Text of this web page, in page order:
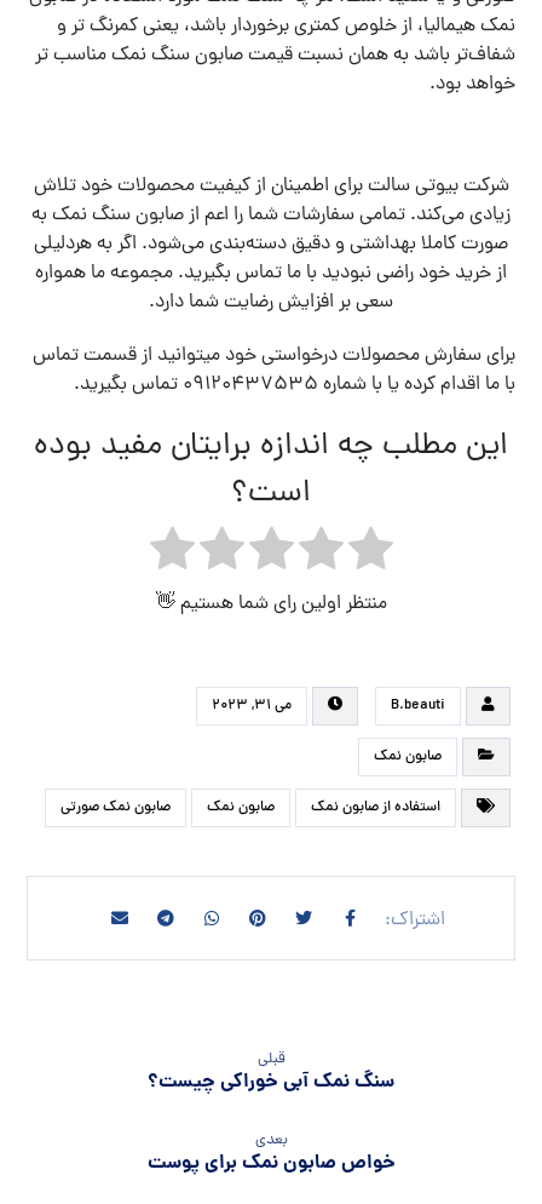
نمک هیمالیا، از خلوص کمتری برخوردار باشد، یعنی کمرنگ تر و
شفاف‌تر باشد به همان نسبت قیمت صابون سنگ نمک مناسب تر
خواهد بود.
شرکت بیوتی سالت برای اطمینان از کیفیت محصولات خود تلاش
زیادی می‌کند. تمامی سفارشات شما را اعم از صابون سنگ نمک به
صورت کاملا بهداشتی و دقیق دسته‌بندی می‌شود. اگر به هردلیلی
از خرید خود راضی نبودید با ما تماس بگیرید. مجموعه ما همواره
سعی بر افزایش رضایت شما دارد.
برای سفارش محصولات درخواستی خود میتوانید از قسمت تماس
با ما اقدام کرده یا با شماره 09120437535 تماس بگیرید.
این مطلب چه اندازه برایتان مفید بوده
است؟
منتظر اولین رای شما هستیم 👋
B.beauti می ۳۱, ۲۰۲۳
صابون نمک
استفاده از صابون نمک صابون نمک صابون نمک صورتی
قبلی
سنگ نمک آبی خوراکی چیست؟
بعدی
خواص صابون نمک برای پوست